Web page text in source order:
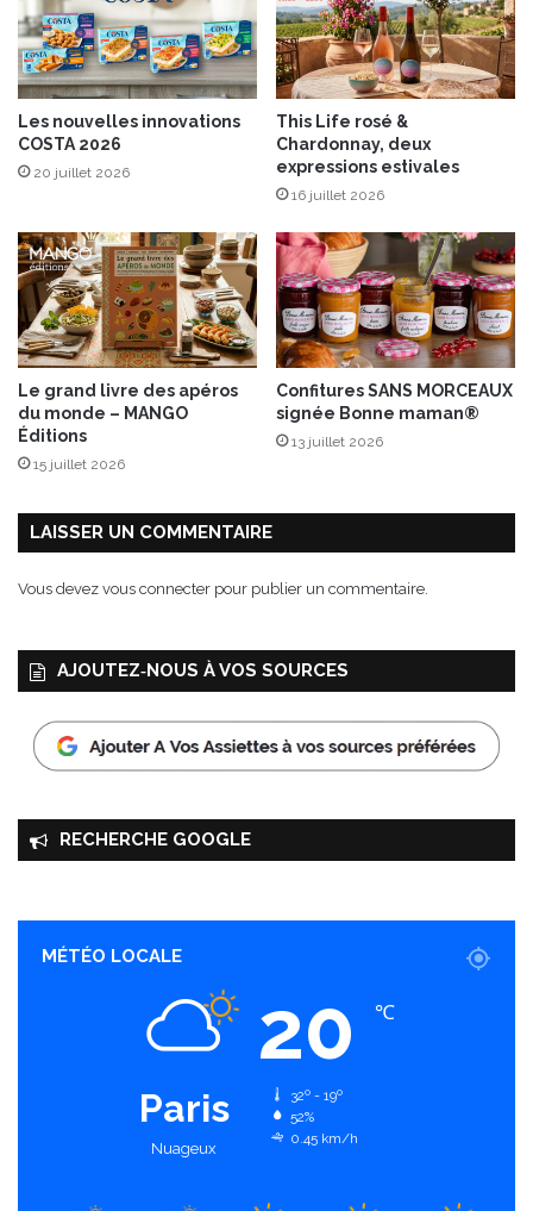
r
é
s
e
n
t
e
l
e
u
r
s
o
u
e
c
ff
i
n
o
i
s
O
r
g
i
n
a
l
Les nouvelles innovations
COSTA 2026
20 juillet 2026
This Life rosé &
Chardonnay, deux
expressions estivales
16 juillet 2026
Le grand livre des apéros
du monde – MANGO
Éditions
15 juillet 2026
Confitures SANS MORCEAUX
signée Bonne maman®
13 juillet 2026
LAISSER UN COMMENTAIRE
Vous devez vous connecter pour publier un commentaire.
AJOUTEZ‑NOUS À VOS SOURCES
RECHERCHE GOOGLE
MÉTÉO LOCALE
Paris
Nuageux
20 ℃
32º - 19º
52%
0.45 km/h